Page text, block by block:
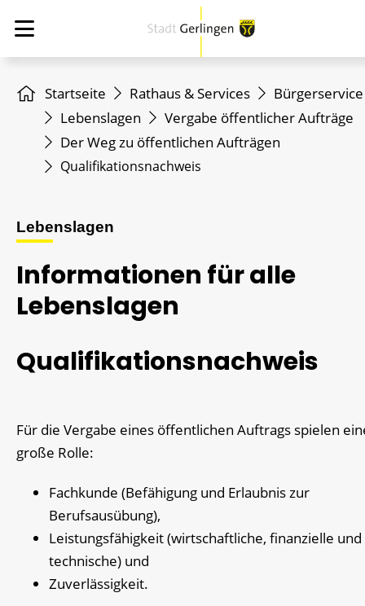
Startseite Rathaus & Services
Bürgerservice
Lebenslagen
Vergabe öffentlicher Aufträge
Der Weg zu öffentlichen Aufträgen
Qualifikationsnachweis
Lebenslagen
Informationen für alle
Lebenslagen
Qualifikationsnachweis
Für die Vergabe eines öffentlichen Auftrags spielen
große Rolle:
Fachkunde (Befähigung und Erlaubnis zur
Berufsausübung),
Leistungsfähigkeit (wirtschaftliche, finanzielle und
technische) und
Zuverlässigkeit.